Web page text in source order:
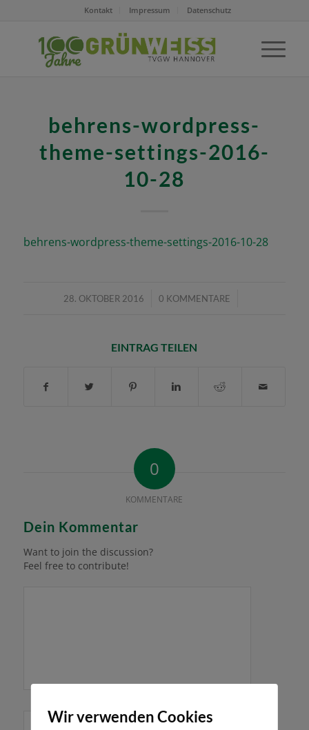
Kontakt Impressum Datenschutz
behrens-wordpress-
theme-settings-2016-
10-28
behrens-wordpress-theme-settings-2016-10-28
28. OKTOBER 2016
/ 0 KOMMENTARE
/
EINTRAG TEILEN
0
KOMMENTARE
Dein Kommentar
Want to join the discussion?
Feel free to contribute!
Name
Wir verwenden Cookies